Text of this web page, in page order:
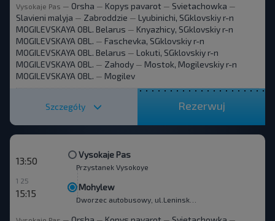
Vysokaje Pas — Orsha — Kopys pavarot — Svietachowka —
Slavieni malyja — Zabroddzie — Lyubinichi, SGklovskiy r-n
MOGILEVSKAYA OBL. Belarus — Knyazhicy, SGklovskiy r-n
MOGILEVSKAYA OBL. — Faschevka, SGklovskiy r-n
MOGILEVSKAYA OBL. Belarus — Lokuti, SGklovskiy r-n
MOGILEVSKAYA OBL. — Zahody — Mostok, Mogilevskiy r-n
MOGILEVSKAYA OBL. — Mogilev
Szczegóły Rezerwuj
13:50
Vysokaje Pas
Przystanek Vysokoye
1 25
15:15
Mohylew